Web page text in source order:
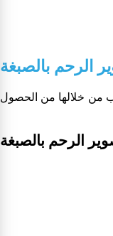
الرحم بالصبغة
من خلالها من الحصول
الرحم بالصبغة